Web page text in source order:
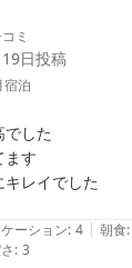
が、清掃面に
安堵いたしまし
ては、ご不快な
した。
ては、「お風呂
しく存じます。
楽しみいただけ
す。
ミ
日投稿
宿泊
した
ます
ーション: 4 | 朝食:
: 3